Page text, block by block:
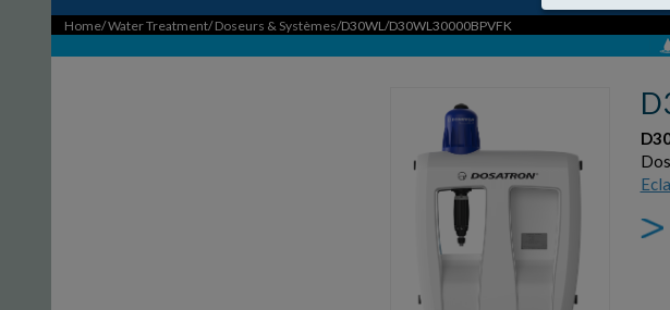
Home/Water Treatment/Doseurs & Systèmes/D30WL/D30WL30000BPVFK